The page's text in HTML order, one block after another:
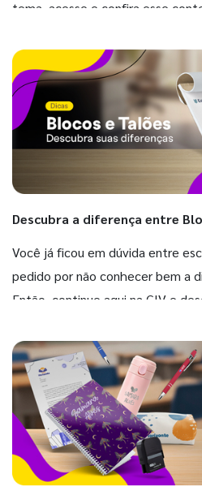
tema, acesse e confira esse
Descubra a diferença entre
Você já ficou em dúvida entre
pedido por não conhecer bem a
Então, continue aqui na GIV e